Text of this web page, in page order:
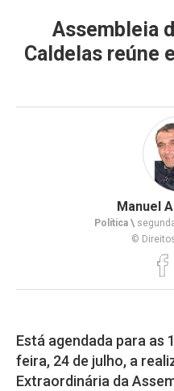
Assembleia
Caldelas reúne
Manuel
Política \
©
Está agendada para as
feira, 24 de julho, a
Extraordinária da